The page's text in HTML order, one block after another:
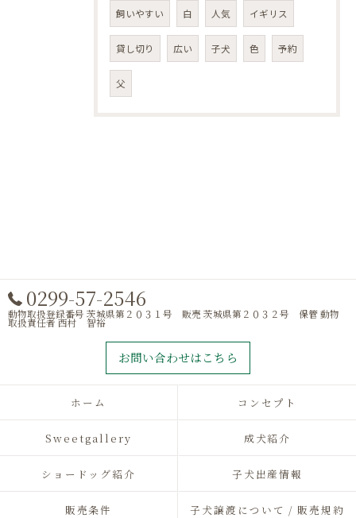
飼いやすい 白 人気 イギリス
貸し切り 広い 子犬 色 予約
父
0299-57-2546
動物取扱登録番号 茨城県第２０３１号 販売 茨城県第２０３２号 保管 動物
取扱責任者 西村 智裕
お問い合わせはこちら
ホーム コンセプト
Sweetgallery 成犬紹介
ショードッグ紹介 子犬出産情報
販売条件 子犬譲渡について / 販売規約